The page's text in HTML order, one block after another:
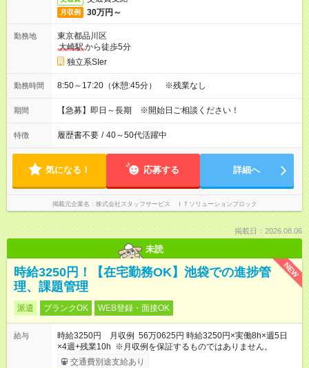
月収例 30万円～
勤務地
東京都品川区
大崎駅から徒歩5分
独立系SIer
勤務時間 8:50～17:20（休憩:45分） ※残業なし
期間 【急募】即日～長期 ※開始日ご相談ください！
特徴 履歴書不要 / 40～50代活躍中
気になる！ 応募する 詳細へ
掲載元企業名 株式会社スタッフサービス ＩＴソリューションブロック
掲載日：2026.08.06
未読
NEW
時給3250円！【在宅勤務OK】池袋での進捗管
理、課題管理
派遣 ブランクOK WEB登録・面接OK
給与
時給3250円 月収例 56万0625円 時給3250円×実働8h×週5日
×4週+残業10h ※月収例を保証するものではありません。
交通費別途支給あり